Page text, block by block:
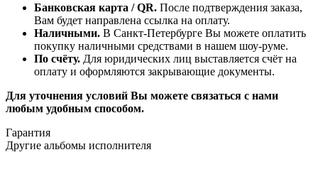
Банковская карта / QR. После подтверждения заказа,
Вам будет направлена ссылка на оплату.
Наличными. В Санкт-Петербурге Вы можете оплатить
покупку наличными средствами в нашем шоу-руме.
По счёту. Для юридических лиц выставляется счёт на
оплату и оформляются закрывающие документы.
Для уточнения условий Вы можете связаться с нами
любым удобным способом.
Гарантия
Другие альбомы исполнителя